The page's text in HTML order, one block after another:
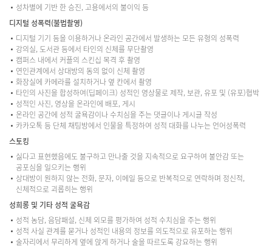
성차별에 기반 한 승진, 고용에서의 불이익 등
디지털 성폭력(불법촬영)
디지털 기기 등을 이용하거나 온라인 공간에서 발생하는 모든 유형의 성폭력
강의실, 도서관 등에서 타인의 신체를 무단촬영
캠퍼스 내에서 커플의 스킨십 목격 후 촬영
연인관계에서 상대방의 동의 없이 신체 촬영
화장실에 카메라를 설치하거나 옆 칸에서 촬영
타인의 사진을 합성하여(딥페이크) 성적인 영상물로 제작, 보관, 유포 및 (유포)협박
성적인 사진, 영상을 온라인에 배포, 게시
온라인 공간에 성적 굴욕감이나 수치심을 주는 댓글이나 게시글 작성
카카오톡 등 단체 채팅방에서 인물을 특정하여 성적 대화를 나누는 언어성폭력
스토킹
싫다고 표현했음에도 불구하고 만나줄 것을 지속적으로 요구하여 불안감 또는
공포심을 일으키는 행위
상대방이 원하지 않는 전화, 문자, 이메일 등으로 반복적으로 연락하며 정신적,
신체적으로 괴롭히는 행위
성희롱 및 기타 성적 굴욕감
성적 농담, 음담패설, 신체 외모를 평가하여 성적 수치심을 주는 행위
성적 사실 관계를 묻거나 성적인 내용의 정보를 의도적으로 유포하는 행위
술자리에서 무리하게 옆에 앉게 하거나 술을 따르도록 강요하는 행위